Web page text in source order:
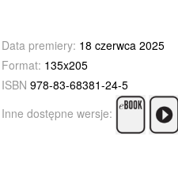
Data premiery: 18 czerwca 2025
Format: 135x205
ISBN 978-83-68381-24-5
Inne dostępne wersje: